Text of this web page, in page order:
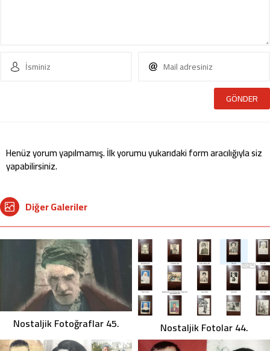
Henüz yorum yapılmamış. İlk yorumu yukarıdaki form aracılığıyla siz
yapabilirsiniz.
Diğer Galeriler
Nostaljik Fotoğraflar 45. Nostaljik Fotolar 44.